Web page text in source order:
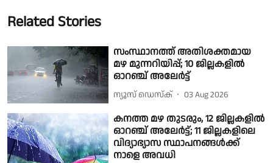
Related Stories
സംസ്ഥാനത്ത് അതിശക്തമായ
മഴ മുന്നറിയിപ്പ്; 10 ജില്ലകളിൽ
ഓറഞ്ച് അലേർട്ട്
ന്യൂസ് ഡെസ്ക് 03 Aug 2026
കനത്ത മഴ തുടരും, 12 ജില്ലകളിൽ
ഓറഞ്ച് അലേർട്ട്; 11 ജില്ലകളിലെ
വിദ്യാഭ്യാസ സ്ഥാപനങ്ങൾക്ക്
നാളെ അവധി